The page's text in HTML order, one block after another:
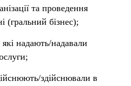
та проведення
(гральний бізнес);
надають/надавали
здійснювали в